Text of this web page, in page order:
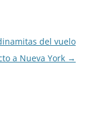
del vuelo
a Nueva York →